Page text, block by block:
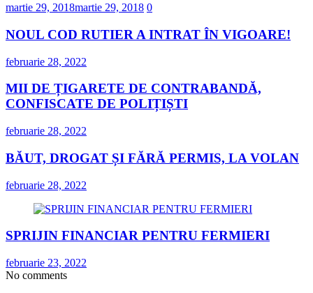
martie 29, 2018martie 29, 2018 0
NOUL COD RUTIER A INTRAT ÎN VIGOARE!
februarie 28, 2022
MII DE ȚIGARETE DE CONTRABANDĂ,
CONFISCATE DE POLIȚIȘTI
februarie 28, 2022
BĂUT, DROGAT ȘI FĂRĂ PERMIS, LA VOLAN
februarie 28, 2022
SPRIJIN FINANCIAR PENTRU FERMIERI
februarie 23, 2022
No comments